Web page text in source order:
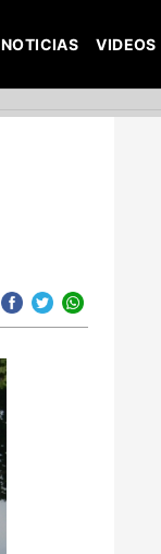
NOTICIAS VIDEOS